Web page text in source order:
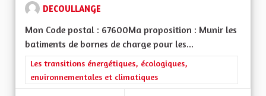
DECOULLANGE
Mon Code postal : 67600Ma proposition : Munir les
batiments de bornes de charge pour les...
Filtrer les résultats de la catégorie : Les transitions
Les transitions énergétiques, écologiques,
environnementales et climatiques